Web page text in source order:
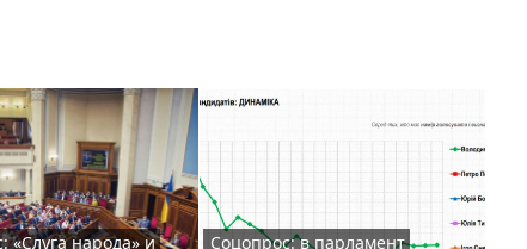
«Слуга народа» и
Соцопрос: в парламент